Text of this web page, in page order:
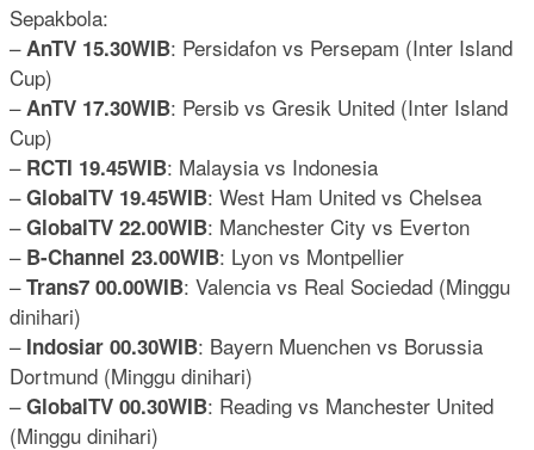
Sepakbola:
–AnTV 15.30WIB: Persidafon vs Persepam (Inter Island
Cup)
–AnTV 17.30WIB: Persib vs Gresik United (Inter Island
Cup)
– RCTI 19.45WIB: Malaysia vs Indonesia
–GlobalTV 19.45WIB: West Ham United vs Chelsea
–GlobalTV 22.00WIB: Manchester City vs Everton
– B-Channel 23.00WIB: Lyon vs Montpellier
–Trans7 00.00WIB: Valencia vs Real Sociedad (Minggu
dinihari)
– Indosiar 00.30WIB: Bayern Muenchen vs Borussia
Dortmund (Minggu dinihari)
–GlobalTV 00.30WIB: Reading vs Manchester United
(Minggu dinihari)